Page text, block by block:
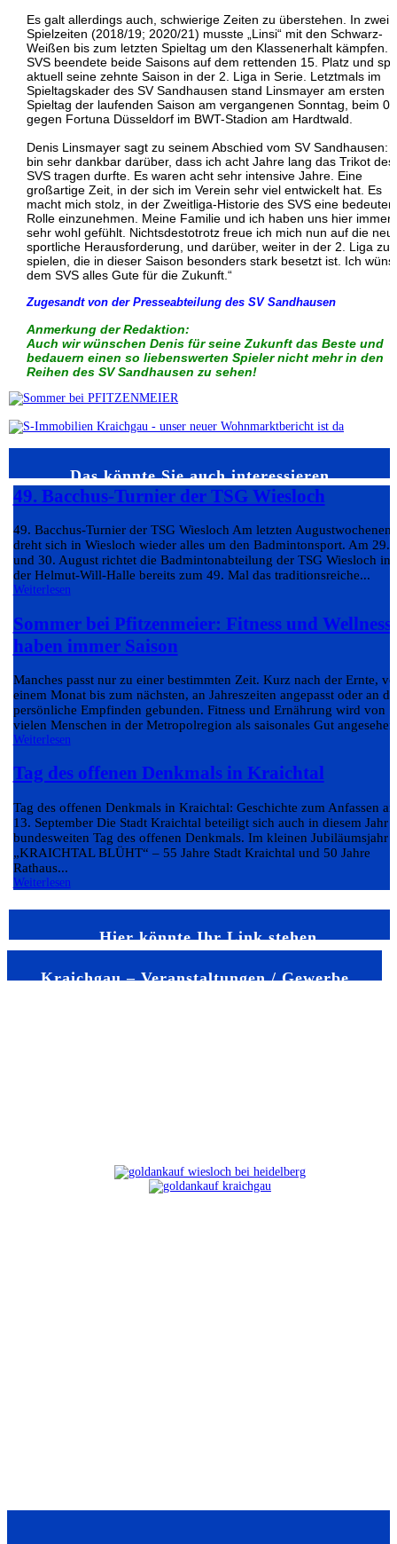
Es galt allerdings auch, schwierige Zeiten zu überstehen. In zwei
Spielzeiten (2018/19; 2020/21) musste „Linsi“ mit den Schwarz-
Weißen bis zum letzten Spieltag um den Klassenerhalt kämpfen.
SVS beendete beide Saisons auf dem rettenden 15. Platz und
aktuell seine zehnte Saison in der 2. Liga in Serie. Letztmals im
Spieltagskader des SV Sandhausen stand Linsmayer am ersten
Spieltag der laufenden Saison am vergangenen Sonntag, beim
gegen Fortuna Düsseldorf im BWT-Stadion am Hardtwald.
Denis Linsmayer sagt zu seinem Abschied vom SV Sandhausen:
bin sehr dankbar darüber, dass ich acht Jahre lang das Trikot des
SVS tragen durfte. Es waren acht sehr intensive Jahre. Eine
großartige Zeit, in der sich im Verein sehr viel entwickelt hat. Es
macht mich stolz, in der Zweitliga-Historie des SVS eine
Rolle einzunehmen. Meine Familie und ich haben uns hier immer
sehr wohl gefühlt. Nichtsdestotrotz freue ich mich nun auf die
sportliche Herausforderung, und darüber, weiter in der 2. Liga zu
spielen, die in dieser Saison besonders stark besetzt ist. Ich
dem SVS alles Gute für die Zukunft.“
Zugesandt von der Presseabteilung des SV Sandhausen
Anmerkung der Redaktion:
Auch wir wünschen Denis für seine Zukunft das Beste und
bedauern einen so liebenswerten Spieler nicht mehr in den
Reihen des SV Sandhausen zu sehen!
Das könnte Sie auch interessieren…
49. Bacchus-Turnier der TSG Wiesloch
49. Bacchus-Turnier der TSG Wiesloch Am letzten
dreht sich in Wiesloch wieder alles um den Badmintonsport. Am 29.
und 30. August richtet die Badmintonabteilung der TSG Wiesloch in
der Helmut-Will-Halle bereits zum 49. Mal das traditionsreiche...
Weiterlesen
Sommer bei Pfitzenmeier: Fitness und Wellness
haben immer Saison
Manches passt nur zu einer bestimmten Zeit. Kurz nach der Ernte,
einem Monat bis zum nächsten, an Jahreszeiten angepasst oder an
persönliche Empfinden gebunden. Fitness und Ernährung wird von
vielen Menschen in der Metropolregion als saisonales Gut
Weiterlesen
Tag des offenen Denkmals in Kraichtal
Tag des offenen Denkmals in Kraichtal: Geschichte zum Anfassen
13. September Die Stadt Kraichtal beteiligt sich auch in diesem Jahr
bundesweiten Tag des offenen Denkmals. Im kleinen Jubiläumsjahr
„KRAICHTAL BLÜHT“ – 55 Jahre Stadt Kraichtal und 50 Jahre
Rathaus...
Weiterlesen
Hier könnte Ihr Link stehen
Kraichgau – Veranstaltungen / Gewerbe